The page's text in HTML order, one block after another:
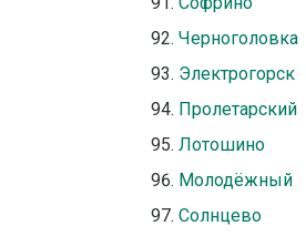
Черноголовка
Электрогорск
Пролетарский
Лотошино
Молодёжный
Солнцево